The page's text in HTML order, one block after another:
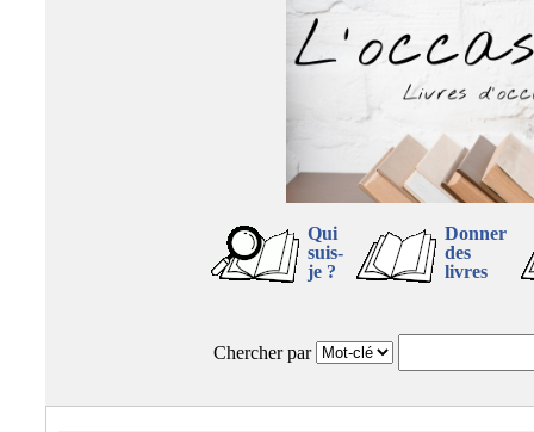
Qui
suis-
je ?
Donner
des
livres
Chercher par